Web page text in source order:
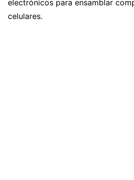
electrónicos para ensamblar
celulares.